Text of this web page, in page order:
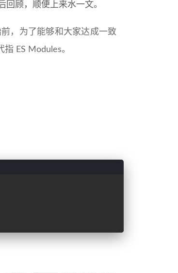
顾，顺便上来水一文。
，为了能够和大家达成一致
指 ES Modules。